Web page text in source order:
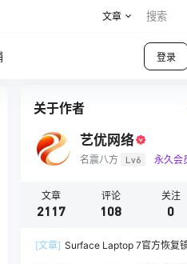
文章
登录
关于作者
艺优网络
名震八方 Lv6 永久会
文章
2117
评论
108
关注
0
[文章] Surface Laptop 7官方恢复